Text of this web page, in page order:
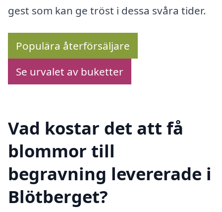
gest som kan ge tröst i dessa svåra tider.
Populära återförsäljare
Se urvalet av buketter
Vad kostar det att få
blommor till
begravning levererade i
Blötberget?